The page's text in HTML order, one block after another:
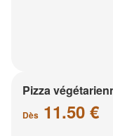
Pizza
Dès 11.50 €